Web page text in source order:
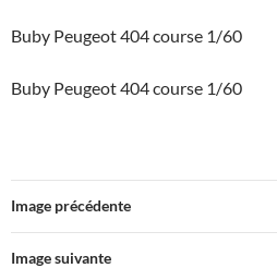
Buby Peugeot 404 course 1/60
Buby Peugeot 404 course 1/60
Image précédente
Image suivante